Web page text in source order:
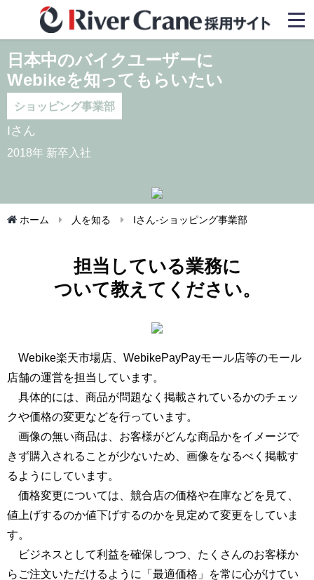
日本中のバイクユーザーに
Webikeを知ってもらいたい
ショッピング事業部
Iさん
2018年 新卒入社
ホーム 人を知る Iさん-ショッピング事業部
担当している業務に
ついて教えてください。
Webike楽天市場店、WebikePayPayモール店等のモール
店舗の運営を担当しています。
具体的には、商品が問題なく掲載されているかのチェッ
クや価格の変更などを行っています。
画像の無い商品は、お客様がどんな商品かをイメージで
きず購入されることが少ないため、画像をなるべく掲載す
るようにしています。
価格変更については、競合店の価格や在庫などを見て、
値上げするのか値下げするのかを見定めて変更をしていま
す。
ビジネスとして利益を確保しつつ、たくさんのお客様か
らご注文いただけるように「最適価格」を常に心がけてい